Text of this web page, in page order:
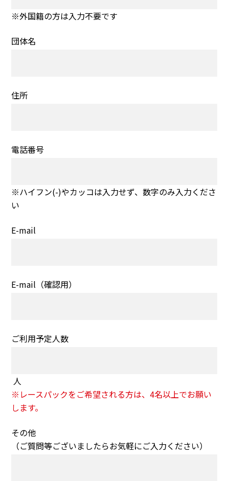
※外国籍の方は入力不要です
団体名
住所
電話番号
※ハイフン(-)やカッコは入力せず、数字のみ入力くださ
い
E-mail
E-mail（確認用）
ご利用予定人数
人
※レースパックをご希望される方は、4名以上でお願い
します。
その他
（ご質問等ございましたらお気軽にご入力ください）